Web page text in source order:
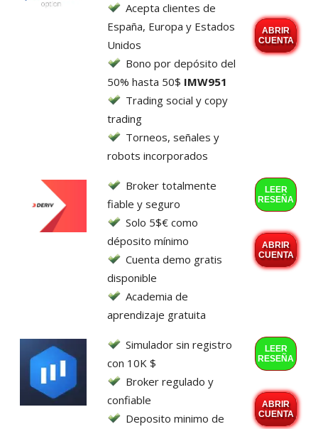
Acepta clientes de
España, Europa y Estados
Unidos
Bono por depósito del
50% hasta 50$ IMW951
Trading social y copy
trading
Torneos, señales y
robots incorporados
ABRIR
CUENTA
Broker totalmente
fiable y seguro
Solo 5$€ como
déposito mínimo
Cuenta demo gratis
disponible
Academia de
aprendizaje gratuita
LEER
RESEÑA
ABRIR
CUENTA
Simulador sin registro
con 10K $
Broker regulado y
confiable
Deposito minimo de
LEER
RESEÑA
ABRIR
CUENTA